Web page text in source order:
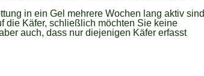
in ein Gel mehrere Wochen lang aktiv sind
die Käfer, schließlich möchten Sie keine
auch, dass nur diejenigen Käfer erfasst